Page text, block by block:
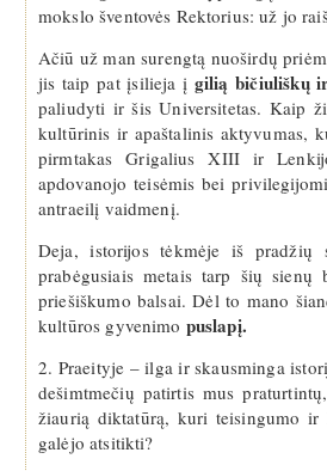
mokslo šventovės Rektorius: už jo
Ačiū už man surengtą nuoširdų
jis taip pat įsilieja į gilią bičiuliškų
paliudyti ir šis Universitetas. Kaip
kultūrinis ir apaštalinis aktyvumas,
pirmtakas Grigalius XIII ir
apdovanojo teisėmis bei
antraeilį vaidmenį.
Deja, istorijos tėkmėje iš pradžių
prabėgusiais metais tarp šių
priešiškumo balsai. Dėl to mano
kultūros gyvenimo puslapį.
2. Praeityje – ilga ir skausminga
dešimtmečių patirtis mus
žiaurią diktatūrą, kuri teisingumo ir
galėjo atsitikti?